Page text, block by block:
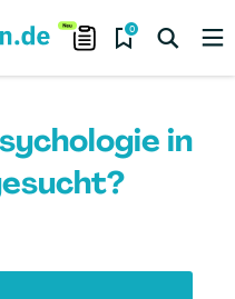
0
in